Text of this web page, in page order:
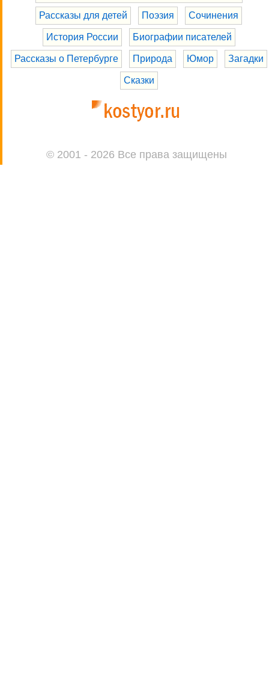
Рассказы для детей Поэзия Сочинения
История России Биографии писателей
Рассказы о Петербурге Природа Юмор Загадки
Сказки
© 2001 - 2026 Все права защищены